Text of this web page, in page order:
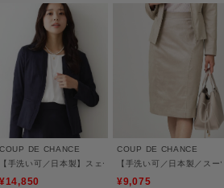
柄ブラウス
COUP DE CHANCE
【手洗い可／日本製】スェード調ノーカラージャケット
¥14,850
COUP DE CHANCE
【手洗い可／日本製／ス
¥9,075